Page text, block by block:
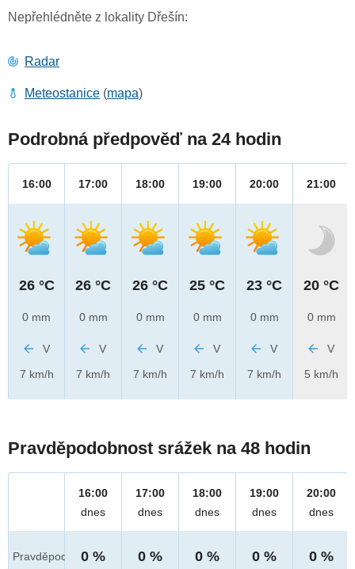
Nepřehlédněte z lokality Dřešín:
Radar
Meteostanice (mapa)
Podrobná předpověď na 24 hodin
16:00
26 °C
0 mm
V
7 km/h
17:00
26 °C
0 mm
V
7 km/h
18:00
26 °C
0 mm
V
7 km/h
19:00
25 °C
0 mm
V
7 km/h
20:00
23 °C
0 mm
V
7 km/h
21:00
20 °C
0 mm
V
5 km/h
Pravděpodobnost srážek na 48 hodin
Pravděpod.
16:00
dnes
0 %
17:00
dnes
0 %
18:00
dnes
0 %
19:00
dnes
0 %
20:00
dnes
0 %